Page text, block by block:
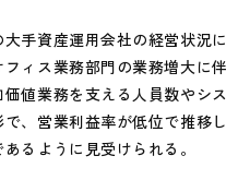
手資産運用会社の経営状況に
ィス業務部門の業務増大に伴
値業務を支える人員数やシス
、営業利益率が低位で推移し
るように見受けられる。